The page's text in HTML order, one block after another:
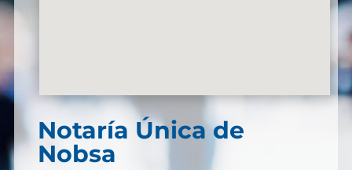
Notaría Única de
Nobsa